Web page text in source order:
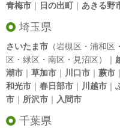
青梅市 ｜ 日の出町｜ あきる野
埼玉県
さいたま市 （岩槻区・浦和
区・緑区・南区・見沼区）｜
潮市 ｜ 草加市 ｜ 川口市 ｜ 蕨市 ｜
和光市 ｜ 春日部市 ｜ 川越市 ｜
市 ｜ 所沢市 ｜ 入間市
千葉県